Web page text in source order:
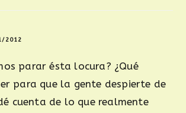
2012
parar ésta locura? ¿Qué
para que la gente despierte de
cuenta de lo que realmente